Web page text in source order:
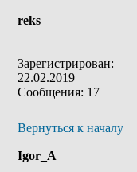
reks
Зарегистрирован:
22.02.2019
Сообщения: 17
Вернуться к началу
Igor_A